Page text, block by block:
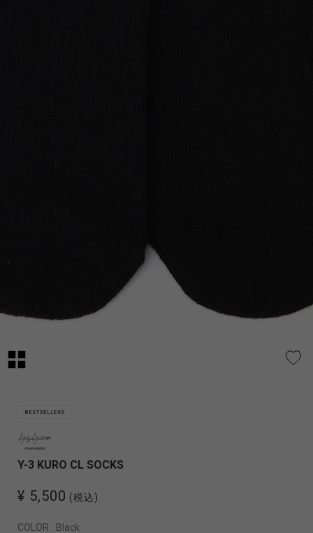
Y-3 KURO CL SOCKS
¥ 5,500 (税込)
COLOR : Black